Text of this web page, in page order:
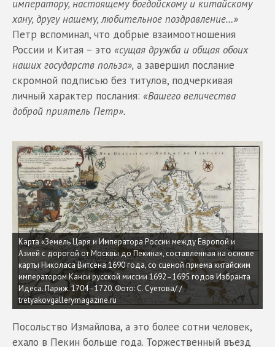
императору, настоящему богдойскому и китайскому
хану, другу нашему, любительное поздравление…»
Петр вспоминал, что добрые взаимоотношения
России и Китая – это «сущая дружба и общая обоих
наших государств польза», а завершил послание
скромной подписью без титулов, подчеркивая
личный характер послания: «Вашего величества
доброй приятель Петр».
Карта «Земель Царя и Императора России между Европой и
Азией с дорогой от Москвы до Пекина», составленная на основе
карты Николаса Витсена 1690 года, со сценой приема китайским
императором Канси русской миссии 1692–1695 годов Избранта
Идеса. Париж. 1704–1720. Фото: С. Суетова/ /
tretyakovgallerymagazine.ru
Посольство Измайлова, а это более сотни человек,
ехало в Пекин больше года. Торжественный въезд